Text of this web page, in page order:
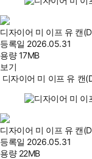
디자이어 미 이프 유 캔
등록일 2026.05.31
용량17MB
보기
디자이어 미 이프 유 캔
디자이어 미 이프 유 캔
등록일 2026.05.31
용량 22MB